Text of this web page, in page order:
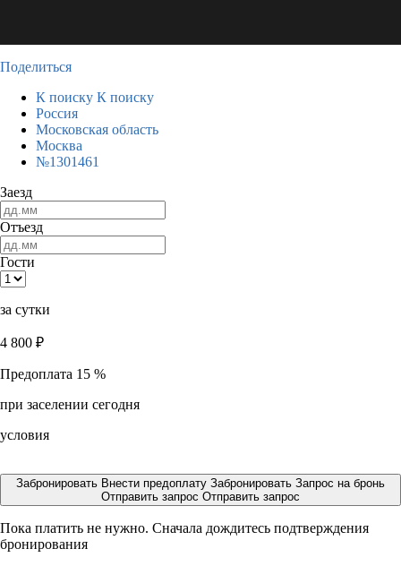
Поделиться
К поиску К поиску
Россия
Московская область
Москва
№1301461
Заезд
Отъезд
Гости
за сутки
4 800 ₽
Предоплата 15 %
при заселении сегодня
условия
Забронировать Внести предоплату Забронировать Запрос на бронь
Отправить запрос Отправить запрос
Пока платить не нужно. Сначала дождитесь подтверждения
бронирования